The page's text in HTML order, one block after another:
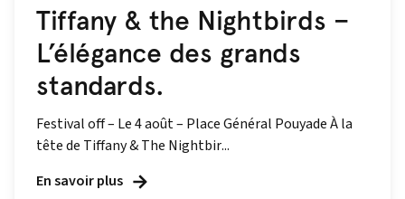
Tiffany & the Nightbirds –
L’élégance des grands
standards.
Festival off – Le 4 août – Place Général Pouyade À la
tête de Tiffany & The Nightbir...
En savoir plus